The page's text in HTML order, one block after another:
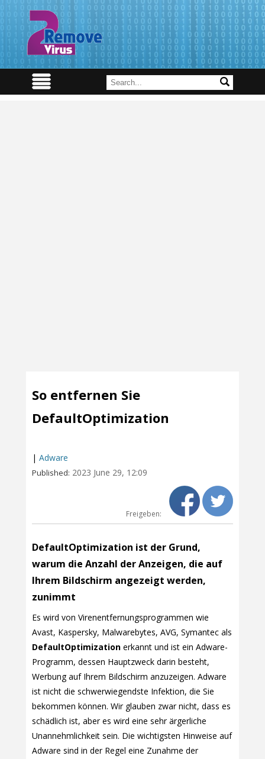
So entfernen Sie
DefaultOptimization
| Adware
Published: 2023 June 29, 12:09
Freigeben:
DefaultOptimization ist der Grund,
warum die Anzahl der Anzeigen, die auf
Ihrem Bildschirm angezeigt werden,
zunimmt
Es wird von Virenentfernungsprogrammen wie
Avast, Kaspersky, Malwarebytes, AVG, Symantec als
DefaultOptimization erkannt und ist ein Adware-
Programm, dessen Hauptzweck darin besteht,
Werbung auf Ihrem Bildschirm anzuzeigen. Adware
ist nicht die schwerwiegendste Infektion, die Sie
bekommen können. Wir glauben zwar nicht, dass es
schädlich ist, aber es wird eine sehr ärgerliche
Unannehmlichkeit sein. Die wichtigsten Hinweise auf
Adware sind in der Regel eine Zunahme der